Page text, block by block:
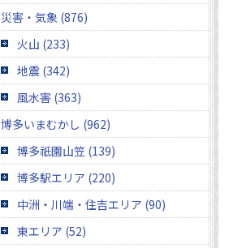
災害・気象 (876)
火山 (233)
地震 (342)
風水害 (363)
博多いまむかし (962)
博多祇園山笠 (139)
博多駅エリア (220)
中洲・川端・住吉エリア (90)
東エリア (52)